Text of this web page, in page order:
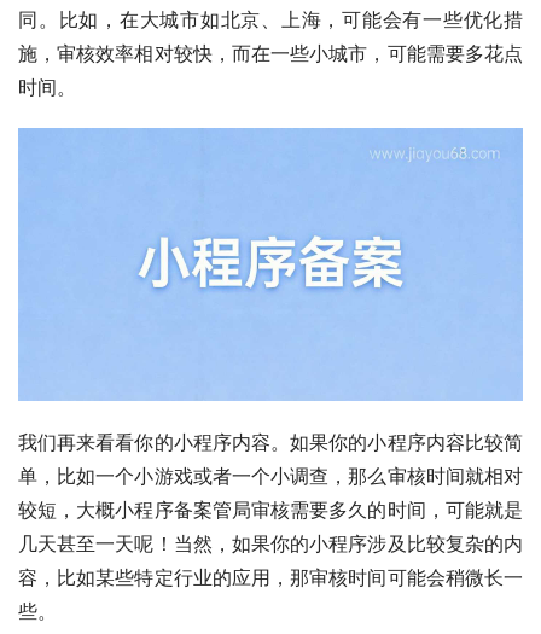
同。比如，在大城市如北京、上海，可能会有一些优化措
施，审核效率相对较快，而在一些小城市，可能需要多花点
时间。
我们再来看看你的小程序内容。如果你的小程序内容比较简
单，比如一个小游戏或者一个小调查，那么审核时间就相对
较短，大概小程序备案管局审核需要多久的时间，可能就是
几天甚至一天呢！当然，如果你的小程序涉及比较复杂的内
容，比如某些特定行业的应用，那审核时间可能会稍微长一
些。